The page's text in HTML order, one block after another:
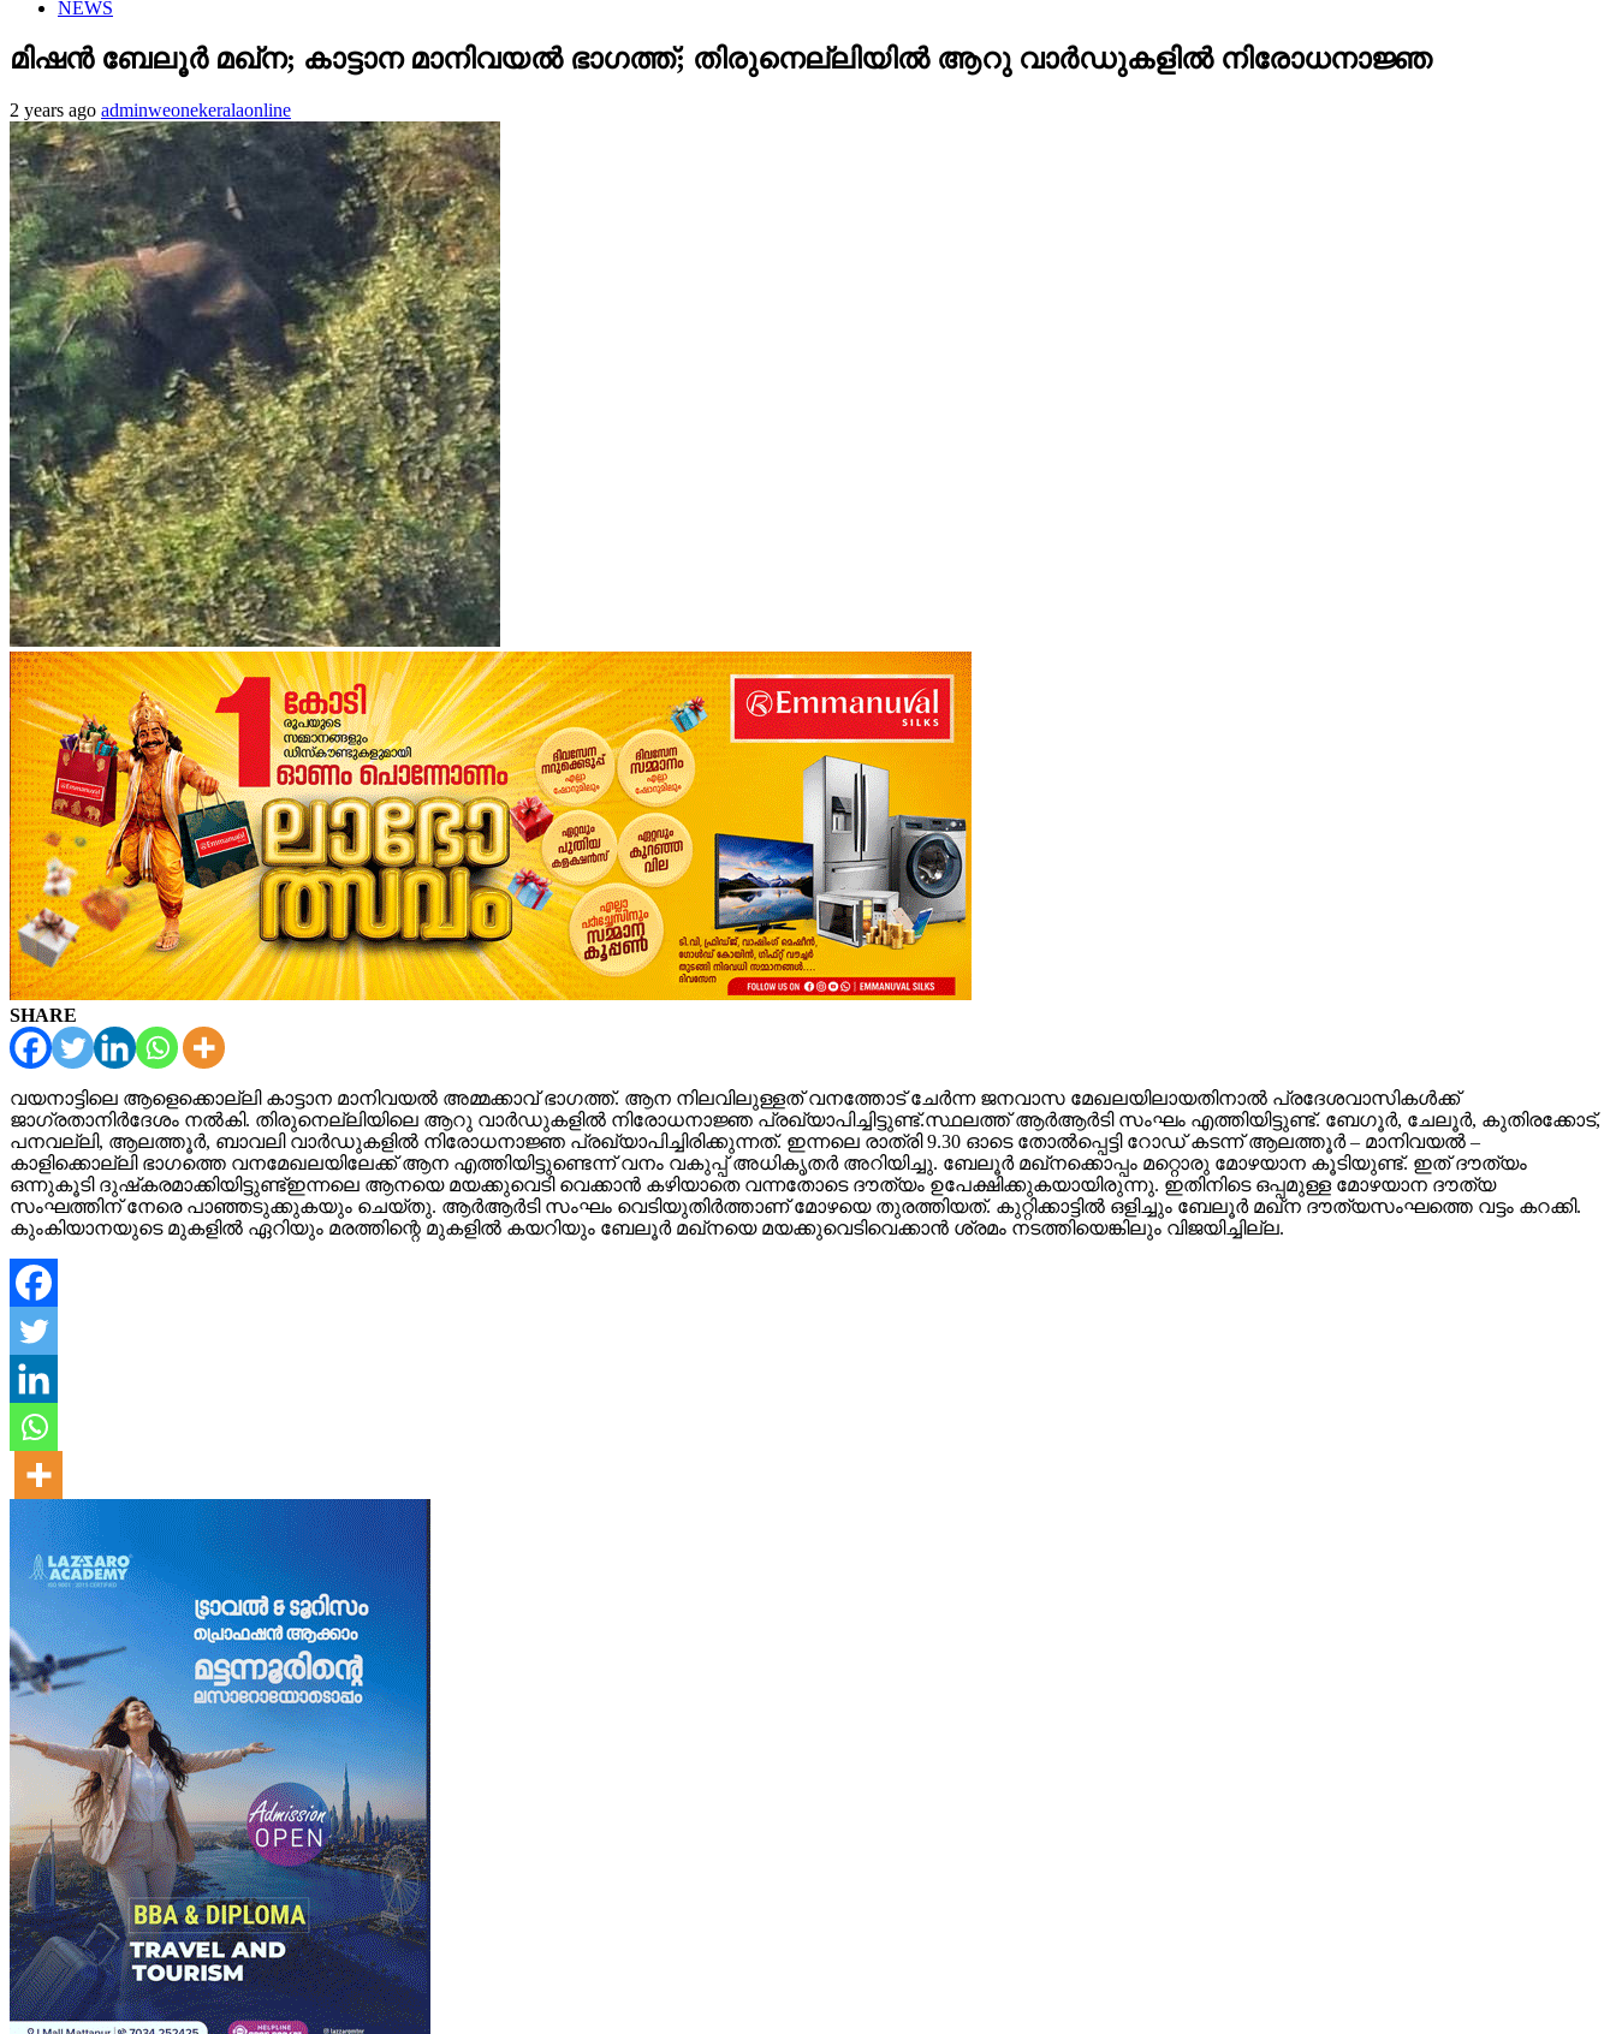
NEWS
മിഷന്‍ ബേലൂര്‍ മഖ്‌ന; കാട്ടാന മാനിവയല്‍ ഭാഗത്ത്; തിരുനെല്ലിയില്‍ ആറു വാര്‍ഡുകളില്‍ നിരോധനാജ്ഞ
2 years ago adminweonekeralaonline
SHARE
വയനാട്ടിലെ ആളെക്കൊല്ലി കാട്ടാന മാനിവയല്‍ അമ്മക്കാവ് ഭാഗത്ത്. ആന നിലവിലുള്ളത് വനത്തോട് ചേര്‍ന്ന ജനവാസ മേഖലയിലായതിനാല്‍ പ്രദേശവാസികള്‍ക്ക്
ജാഗ്രതാനിര്‍ദേശം നല്‍കി. തിരുനെല്ലിയിലെ ആറു വാര്‍ഡുകളില്‍ നിരോധനാജ്ഞ പ്രഖ്യാപിച്ചിട്ടുണ്ട്.സ്ഥലത്ത് ആര്‍ആര്‍ടി സംഘം എത്തിയിട്ടുണ്ട്. ബേഗൂര്‍, ചേലൂര്‍, കുതിരക്കോട്,
പനവല്ലി, ആലത്തൂര്‍, ബാവലി വാര്‍ഡുകളില്‍ നിരോധനാജ്ഞ പ്രഖ്യാപിച്ചിരിക്കുന്നത്. ഇന്നലെ രാത്രി 9.30 ഓടെ തോല്‍പ്പെട്ടി റോഡ് കടന്ന് ആലത്തൂര്‍ – മാനിവയല്‍ –
കാളിക്കൊല്ലി ഭാഗത്തെ വനമേഖലയിലേക്ക് ആന എത്തിയിട്ടുണ്ടെന്ന് വനം വകുപ്പ് അധികൃതര്‍ അറിയിച്ചു. ബേലൂര്‍ മഖ്നക്കൊപ്പം മറ്റൊരു മോഴയാന കൂടിയുണ്ട്. ഇത് ദൗത്യം
ഒന്നുകൂടി ദുഷ്‌കരമാക്കിയിട്ടുണ്ട്ഇന്നലെ ആനയെ മയക്കുവെടി വെക്കാന്‍ കഴിയാതെ വന്നതോടെ ദൗത്യം ഉപേക്ഷിക്കുകയായിരുന്നു. ഇതിനിടെ ഒപ്പമുള്ള മോഴയാന ദൗത്യ
സംഘത്തിന് നേരെ പാഞ്ഞടുക്കുകയും ചെയ്തു. ആര്‍ആര്‍ടി സംഘം വെടിയുതിര്‍ത്താണ് മോഴയെ തുരത്തിയത്. കുറ്റിക്കാട്ടില്‍ ഒളിച്ചും ബേലൂര്‍ മഖ്‌ന ദൗത്യസംഘത്തെ വട്ടം കറക്കി.
കുംകിയാനയുടെ മുകളില്‍ ഏറിയും മരത്തിന്റെ മുകളില്‍ കയറിയും ബേലൂര്‍ മഖ്‌നയെ മയക്കുവെടിവെക്കാന്‍ ശ്രമം നടത്തിയെങ്കിലും വിജയിച്ചില്ല.